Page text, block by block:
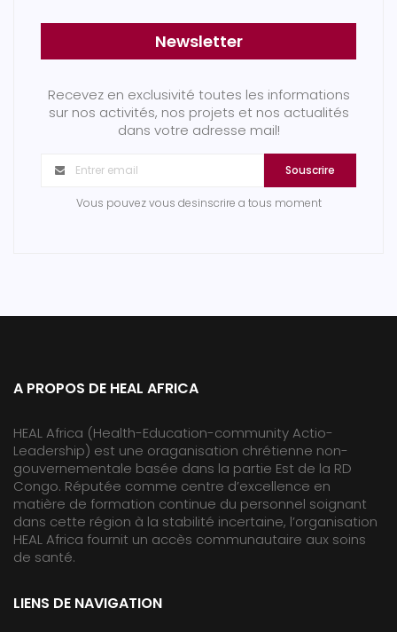
Newsletter
Recevez en exclusivité toutes les informations
sur nos activités, nos projets et nos actualités
dans votre adresse mail!
Souscrire
Vous pouvez vous desinscrire a tous moment
A PROPOS DE HEAL AFRICA
HEAL Africa (Health-Education-community Actio-
Leadership) est une oraganisation chrétienne non-
gouvernementale basée dans la partie Est de la RD
Congo. Réputée comme centre d’excellence en
matière de formation continue du personnel soignant
dans cette région à la stabilité incertaine, l’organisation
HEAL Africa fournit un accès communautaire aux soins
de santé.
LIENS DE NAVIGATION